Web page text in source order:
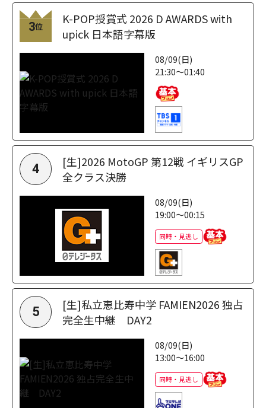
3位
K-POP授賞式 2026 D AWARDS with
upick 日本語字幕版
08/09(日)
21:30～01:40
4
[生]2026 MotoGP 第12戦 イギリスGP
全クラス決勝
08/09(日)
19:00～00:15
同時・見逃し
5
[生]私立恵比寿中学 FAMIEN2026 独占
完全生中継 DAY2
08/09(日)
13:00～16:00
同時・見逃し